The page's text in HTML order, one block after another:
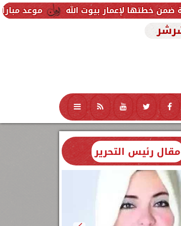
موعد مباراة مصر
تكنولوجيا منوعات محافظات
مقال رئيس التحرير